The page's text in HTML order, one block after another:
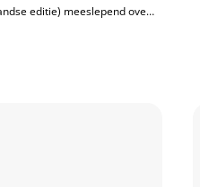
editie) meeslepend over